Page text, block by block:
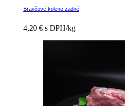
Bravčové koleno zadné
4,20 € s DPH/kg